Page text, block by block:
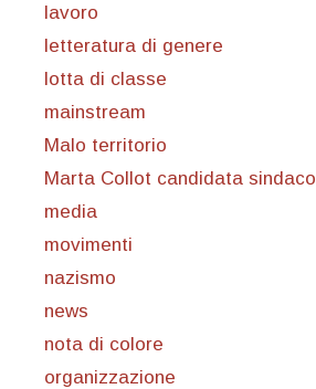
lavoro
letteratura di genere
lotta di classe
mainstream
Malo territorio
Marta Collot candidata sindaco
media
movimenti
nazismo
news
nota di colore
organizzazione